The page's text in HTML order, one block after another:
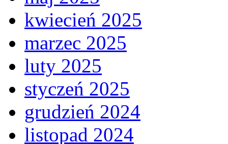
kwiecień 2025
marzec 2025
luty 2025
styczeń 2025
grudzień 2024
listopad 2024